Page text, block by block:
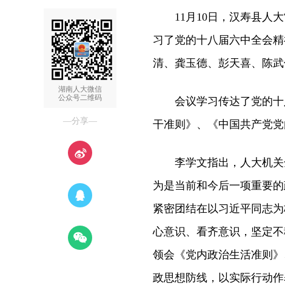
湖南人大微信
公众号二维码
—分享—
11月10日，汉寿县人大
习了党的十八届六中全会
清、龚玉德、彭天喜、陈武
会议学习传达了党的十
干准则》、《中国共产党党
李学文指出，人大机关
为是当前和今后一项重要
紧密团结在以习近平同志
心意识、看齐意识，坚定
领会《党内政治生活准则
政思想防线，以实际行动